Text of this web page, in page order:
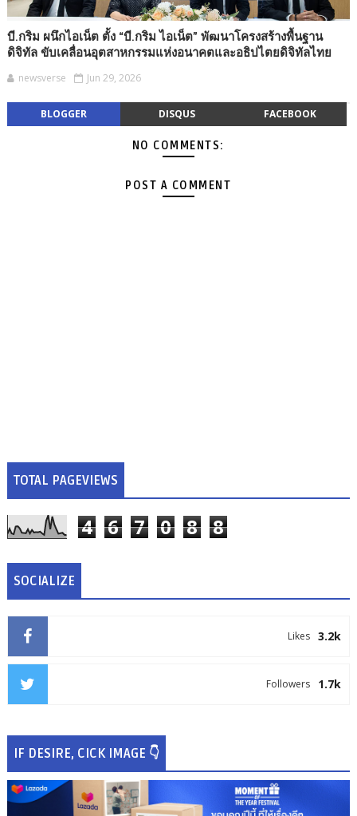
บี.กริม ผนึกไอเน็ต ตั้ง “บี.กริม ไอเน็ต” พัฒนาโครงสร้างพื้นฐาน
ดิจิทัล ขับเคลื่อนอุตสาหกรรมแห่งอนาคตและอธิปไตยดิจิทัลไทย
newsverse Jun 29, 2026
BLOGGER DISQUS FACEBOOK
NO COMMENTS:
POST A COMMENT
TOTAL PAGEVIEWS
4 6 7 0 8 8
SOCIALIZE
3.2k
Likes
1.7k
Followers
IF DESIRE, CICK IMAGE 👇